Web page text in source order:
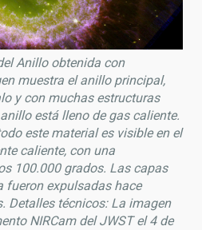
Anillo obtenida con
muestra el anillo principal,
y con muchas estructuras
está lleno de gas caliente.
este material es visible en el
caliente, con una
100.000 grados. Las capas
fueron expulsadas hace
Detalles técnicos: La imagen
NIRCam del JWST el 4 de